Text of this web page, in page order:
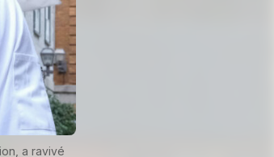
a ravivé